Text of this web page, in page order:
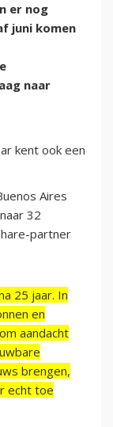
er nog
juni komen
naar
kent ook een
Aires
32
partner
25 jaar. In
en
aandacht
brengen,
echt toe